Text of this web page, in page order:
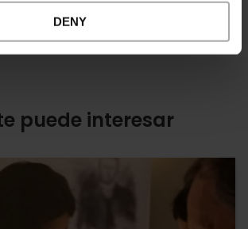
DENY
puede interesar